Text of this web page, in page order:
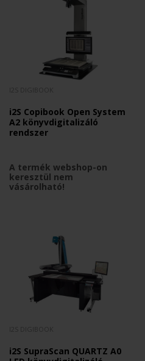
i2S Copibook Open System
A2 könyvdigitalizáló
rendszer
A termék webshop-on
keresztül nem
vásárolható!
i2S SupraScan QUARTZ A0